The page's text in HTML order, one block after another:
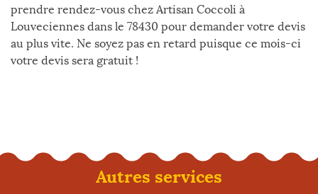
prendre rendez-vous chez Artisan Coccoli à
Louveciennes dans le 78430 pour demander votre devis
au plus vite. Ne soyez pas en retard puisque ce mois-ci
votre devis sera gratuit !
Autres services